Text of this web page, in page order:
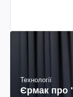
Технології
Єрмак про